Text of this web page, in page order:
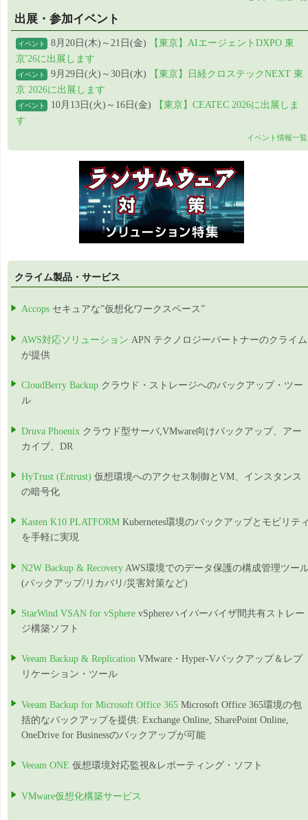
出展・参加イベント
イベント 8月20日(木)～21日(金)
【東京】AIエージェントDXPO 東
京'26に出展します
イベント 9月29日(火)～30日(水)
【東京】日経クロステックNEXT 東
京 2026に出展します
イベント 10月13日(火)～16日(金)
【東京】CEATEC 2026に出展しま
す
イベント情報一覧
クライム製品・サービス
Accops セキュアな”仮想化ワークスペース”
AWS対応ソリューション APN テクノロジーパートナーのクライム
が提供
CloudBerry Backup クラウド・ストレージへのバックアップ・ツー
ル
Druva Phoenix クラウド型サーバ,VMware向けバックアップ、アー
カイブ、DR
HyTrust (Entrust) 仮想環境へのアクセス制御とVM、インスタンス
の暗号化
Kasten K10 PLATFORM Kubernetes環境のバックアップとモビリテ
を手軽に実現
N2W Backup & Recovery AWS環境でのデータ保護の構成管理ツー
(バックアップ/リカバリ/災害対策など)
StarWind VSAN for vSphere vSphereハイパーバイザ間共有ストレー
ジ構築ソフト
Veeam Backup & Replication VMware・Hyper-Vバックアップ＆レプ
リケーション・ツール
Veeam Backup for Microsoft Office 365 Microsoft Office 365環境の包
括的なバックアップを提供: Exchange Online, SharePoint Online,
OneDrive for Businessのバックアップが可能
Veeam ONE 仮想環境対応監視&レポーティング・ソフト
VMware仮想化構築サービス